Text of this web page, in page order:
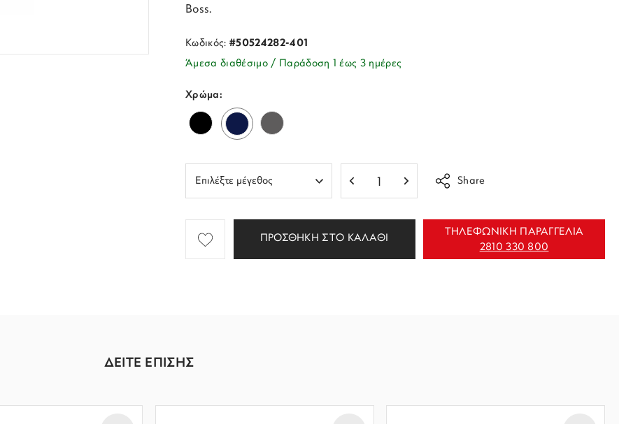
Boss.
Κωδικός:#50524282-401
Άμεσα διαθέσιμο / Παράδοση 1 έως 3 ημέρες
Χρώμα:
Share
ΠΡΟΣΘΗΚΗ ΣΤΟ ΚΑΛΑΘΙ
ΤΗΛΕΦΩΝΙΚΗ ΠΑΡΑΓΓΕΛΙΑ
2810 330 800
ΔΕΙΤΕ ΕΠΙΣΗΣ